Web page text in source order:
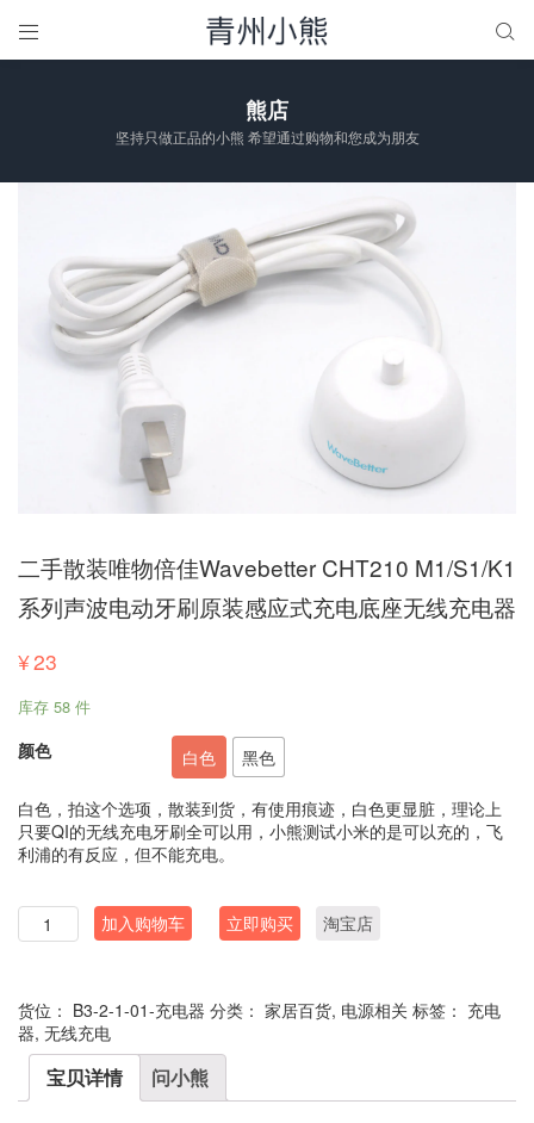
 
熊店
坚持只做正品的小熊 希望通过购物和您成为朋友
二手散装唯物倍佳Wavebetter CHT210 M1/S1/K1
系列声波电动牙刷原装感应式充电底座无线充电器
¥23
库存 58 件
颜色 白色 黑色
白色，拍这个选项，散装到货，有使用痕迹，白色更显脏，理论上
只要QI的无线充电牙刷全可以用，小熊测试小米的是可以充的，飞
利浦的有反应，但不能充电。
数
量
加入购物车 立即购买 淘宝店
货位： B3-2-1-01-充电器 分类： 家居百货, 电源相关 标签： 充电
器, 无线充电
宝贝详情 问小熊